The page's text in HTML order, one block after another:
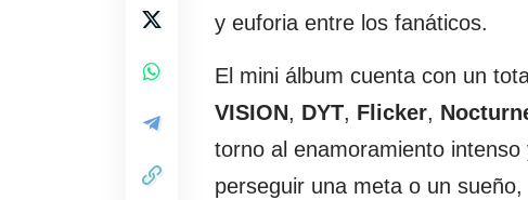
y euforia entre los fanáticos.
El mini álbum cuenta con un
VISION, DYT, Flicker,
torno al enamoramiento
perseguir una meta o un